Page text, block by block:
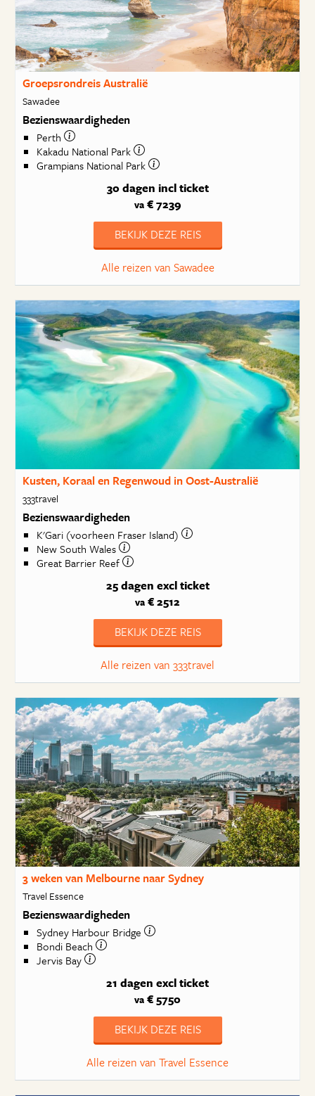
Groepsrondreis Australië
Sawadee
Bezienswaardigheden
Perth
Kakadu National Park
Grampians National Park
30 dagen incl ticket
va€ 7239
BEKIJK DEZE REIS
Alle reizen van Sawadee
Kusten, Koraal en Regenwoud in Oost-Australië
333travel
Bezienswaardigheden
K'Gari (voorheen Fraser Island)
New South Wales
Great Barrier Reef
25 dagen excl ticket
va € 2512
BEKIJK DEZE REIS
Alle reizen van 333travel
3 weken van Melbourne naar Sydney
Travel Essence
Bezienswaardigheden
Sydney Harbour Bridge
Bondi Beach
Jervis Bay
21 dagen excl ticket
va € 5750
BEKIJK DEZE REIS
Alle reizen van Travel Essence